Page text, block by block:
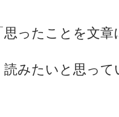
思ったことを文章
みたいと思って